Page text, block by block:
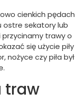
cienkich pędach
ostre sekatory lub
trawy o
się użycie piły
nożyce czy piła był
traw